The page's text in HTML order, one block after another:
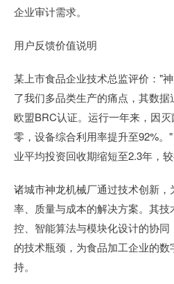
企业审计需求。
用户反馈价值说明
某上市食品企业技术总监评价："
了我们多品类生产的痛点，其数
欧盟BRC认证。运行一年来，因
零，设备综合利用率提升至92%
业平均投资回收期缩短至2.3年，
诸城市神龙机械厂通过技术创新
率、质量与成本的解决方案。其
控、智能算法与模块化设计的协
的技术瓶颈，为食品加工企业的
持。